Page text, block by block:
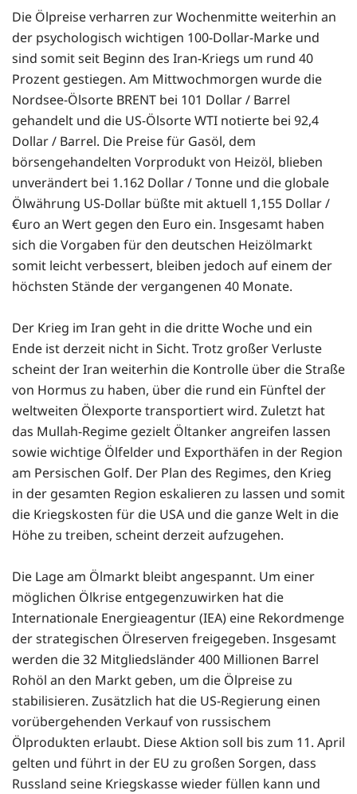
Die Ölpreise verharren zur Wochenmitte weiterhin an
der psychologisch wichtigen 100-Dollar-Marke und
sind somit seit Beginn des Iran-Kriegs um rund 40
Prozent gestiegen. Am Mittwochmorgen wurde die
Nordsee-Ölsorte BRENT bei 101 Dollar / Barrel
gehandelt und die US-Ölsorte WTI notierte bei 92,4
Dollar / Barrel. Die Preise für Gasöl, dem
börsengehandelten Vorprodukt von Heizöl, blieben
unverändert bei 1.162 Dollar / Tonne und die globale
Ölwährung US-Dollar büßte mit aktuell 1,155 Dollar /
€uro an Wert gegen den Euro ein. Insgesamt haben
sich die Vorgaben für den deutschen Heizölmarkt
somit leicht verbessert, bleiben jedoch auf einem der
höchsten Stände der vergangenen 40 Monate.
Der Krieg im Iran geht in die dritte Woche und ein
Ende ist derzeit nicht in Sicht. Trotz großer Verluste
scheint der Iran weiterhin die Kontrolle über die Straße
von Hormus zu haben, über die rund ein Fünftel der
weltweiten Ölexporte transportiert wird. Zuletzt hat
das Mullah-Regime gezielt Öltanker angreifen lassen
sowie wichtige Ölfelder und Exporthäfen in der Region
am Persischen Golf. Der Plan des Regimes, den Krieg
in der gesamten Region eskalieren zu lassen und somit
die Kriegskosten für die USA und die ganze Welt in die
Höhe zu treiben, scheint derzeit aufzugehen.
Die Lage am Ölmarkt bleibt angespannt. Um einer
möglichen Ölkrise entgegenzuwirken hat die
Internationale Energieagentur (IEA) eine Rekordmenge
der strategischen Ölreserven freigegeben. Insgesamt
werden die 32 Mitgliedsländer 400 Millionen Barrel
Rohöl an den Markt geben, um die Ölpreise zu
stabilisieren. Zusätzlich hat die US-Regierung einen
vorübergehenden Verkauf von russischem
Ölprodukten erlaubt. Diese Aktion soll bis zum 11. April
gelten und führt in der EU zu großen Sorgen, dass
Russland seine Kriegskasse wieder füllen kann und